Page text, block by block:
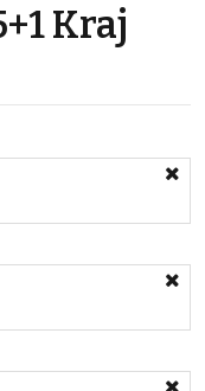
Kraj